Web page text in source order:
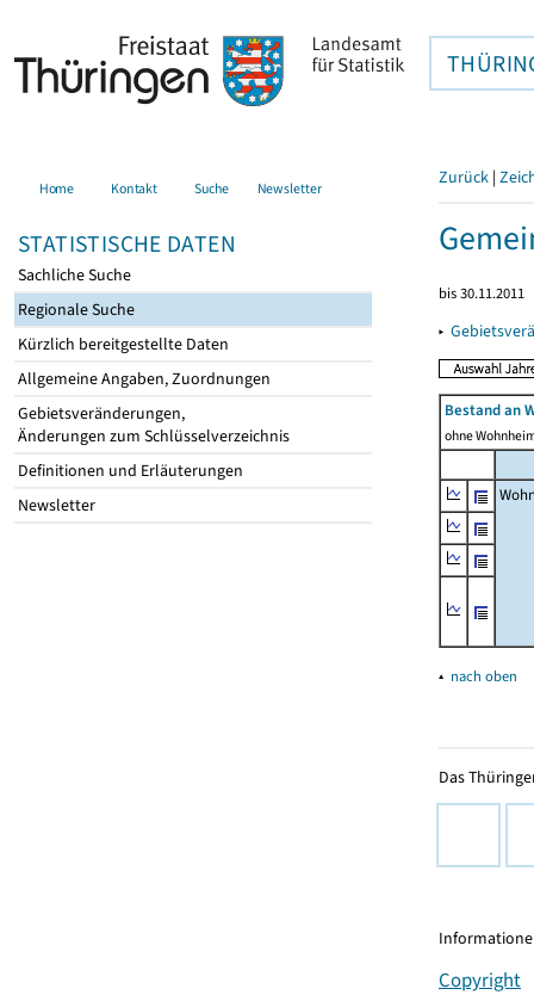
Home Kontakt Suche Newsletter
STATISTISCHE DATEN
Sachliche Suche
Regionale Suche
Kürzlich bereitgestellte Daten
Allgemeine Angaben, Zuordnungen
Gebietsveränderungen,
Änderungen zum Schlüsselverzeichnis
Definitionen und Erläuterungen
Newsletter
Zurück |
bis 30.11.2011
▸
Bestand an
ohne
▴ nach oben
Das
Copyright